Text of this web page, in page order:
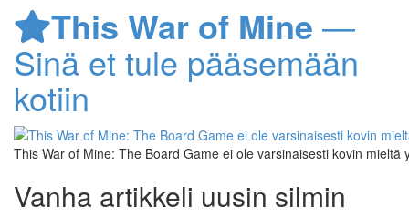
This War of Mine —
Sinä et tule pääsemään
kotiin
This War of Mine: The Board Game ei ole varsinaisesti kovin mieltä
Vanha artikkeli uusin silmin